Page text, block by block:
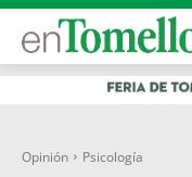
Opinión Psicología